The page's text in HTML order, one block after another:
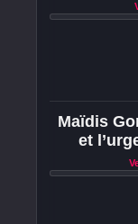
Maïdis
et